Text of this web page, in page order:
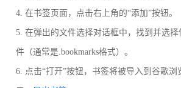
4. 在书签页面，点击右上角的“添加”按钮。
5. 在弹出的文件选择对话框中，找到并选
件（通常是.bookmarks格式）。
6. 点击“打开”按钮，书签将被导入到谷歌浏